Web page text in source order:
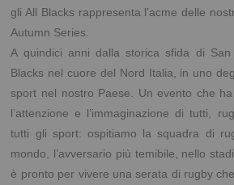
gli All Blacks rappresenta l’acme delle
Autumn Series.
A quindici anni dalla storica sfida di
Blacks nel cuore del Nord Italia, in uno
sport nel nostro Paese. Un evento che
l’attenzione e l’immaginazione di tutti,
tutti gli sport: ospitiamo la squadra di
mondo, l’avversario più temibile, nello
è pronto per vivere una serata di rugby